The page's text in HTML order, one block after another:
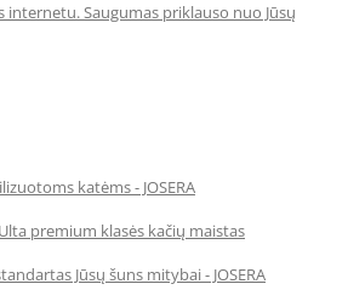
Saugumas priklauso nuo Jūsų
katėms - JOSERA
premium klasės kačių maistas
Jūsų šuns mitybai - JOSERA